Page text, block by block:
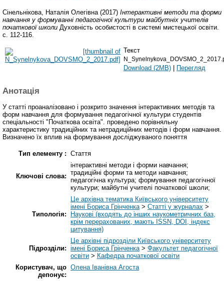
Сінельнікова, Наталія Олегівна (2017) Інтерактивні методи та форми
навчання у формуванні педагогічної культури майбутніх учителів
початкової школи Духовність особистості в системі мистецької освіти.
с. 112-116.
Текст
Download (2MB) | Перегляд
Анотація
У статті проаналізовано і розкрито значення інтерактивних методів та
форм навчання для формування педагогічної культури студентів
спеціальності "Початкова освіта". проведено порівняльну
характеристику традиційних та нетрадиційних методів і форм навчання.
Визначено їх вплив на формування досліджуваного поняття
Тип елементу : Стаття
Ключові слова:
інтерактивні методи і форми навчання;
традиційні форми та методи навчання;
педагогічна культура; формування педагогічної
культури; майбутні учителі початкової школи;
Типологія:
Це архівна тематика Київського університету
імені Бориса Грінченка> Статті у журналах >
Наукові (входять до інших наукометричних баз,
крім перерахованих, мають ISSN, DOI, індекс
цитування)
Підрозділи:
Це архівні підрозділи Київського університету
імені Бориса Грінченка> Факультет педагогічної
освіти > Кафедра початкової освіти
Користувач, що
депонує:
Олена Іванівна Агоста